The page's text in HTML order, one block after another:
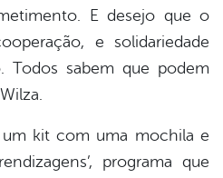
E desejo que o
e solidariedade
Todos sabem que podem
um kit com uma mochila e
programa que